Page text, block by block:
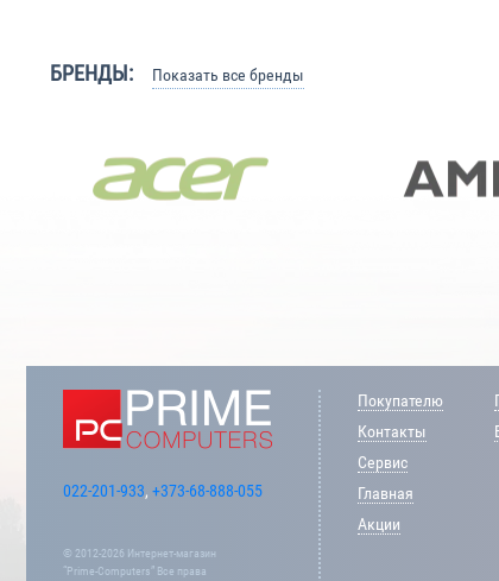
БРЕНДЫ: Показать все бренды
022-201-933, +373-68-888-055
© 2012-2026 Интернет-магазин
“Prime-Computers” Все права
Покупателю
Контакты
Сервис
Главная
Акции